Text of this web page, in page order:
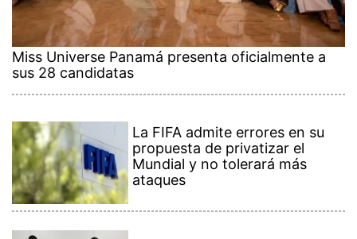
Miss Universe Panamá presenta oficialmente a
sus 28 candidatas
La FIFA admite errores en su
propuesta de privatizar el
Mundial y no tolerará más
ataques